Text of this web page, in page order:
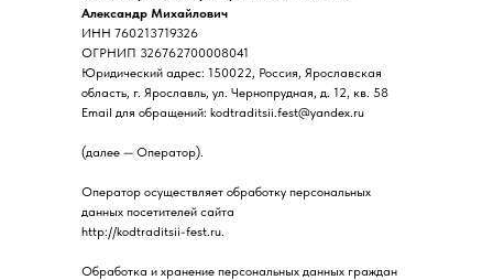
Александр Михайлович
ИНН 760213719326
ОГРНИП 326762700008041
Юридический адрес: 150022, Россия, Ярославская
область, г. Ярославль, ул. Чернопрудная, д. 12, кв. 58
Email для обращений: kodtraditsii.fest@yandex.ru
(далее — Оператор).
Оператор осуществляет обработку персональных
данных посетителей сайта
http://kodtraditsii-fest.ru.
Обработка и хранение персональных данных граждан